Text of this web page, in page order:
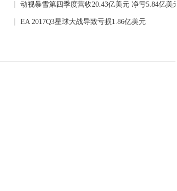
动视暴雪第四季度营收20.43亿美元 净亏5.84亿美元
EA 2017Q3星球大战导致亏损1.86亿美元